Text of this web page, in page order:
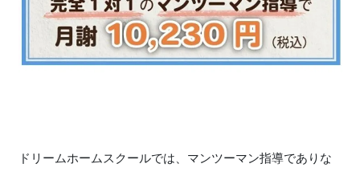
ドリームホームスクールでは、マンツーマン指導でありな